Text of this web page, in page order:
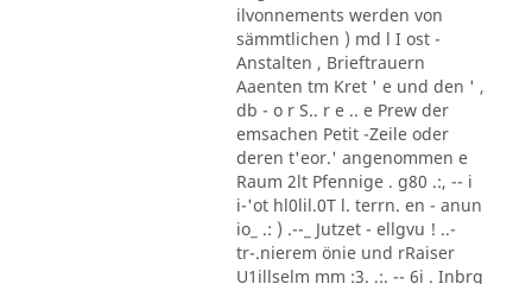
ilvonnements werden von
sämmtlichen ) md l I ost -
Anstalten , Brieftrauern
Aaenten tm Kret ' e und den ' ,
db - o r S.. r e .. e Prew der
emsachen Petit -Zeile oder
deren t'eor.' angenommen e
Raum 2lt Pfennige . g80 .:, -- i
i-'ot hl0lil.0T l. terrn. en - anun
io_ .: ) .--_ Jutzet - ellgvu ! ..-
tr-.nierem önie und rRaiser
U1illselm mm :3. .:. -- 6i . Inbrg